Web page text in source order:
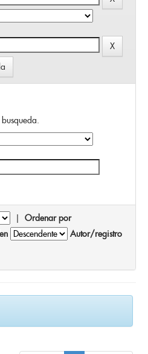
| Ordenar por
Autor/registro